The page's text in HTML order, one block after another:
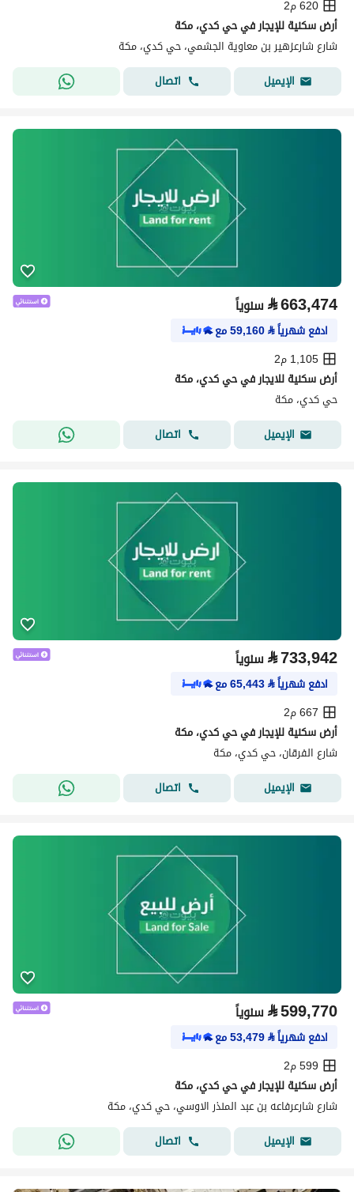
620 م2
أرض سكنية للإيجار في حي كدي، مكة
شارع شارعزهير بن معاوية الجشمي، حي كدي، مكة
الإيميل
اتصال
⃁663,474 سنوياً
ادفع شهرياً⃁
59,160مع
1,105 م2
أرض سكنية للايجار في حي كدي، مكة
حي كدي، مكة
الإيميل
اتصال
⃁733,942 سنوياً
ادفع شهرياً⃁
65,443مع
667 م2
أرض سكنية للإيجار في حي كدي، مكة
شارع الفرقان، حي كدي، مكة
الإيميل
اتصال
⃁599,770 سنوياً
ادفع شهرياً⃁
53,479مع
599 م2
أرض سكنية للإيجار في حي كدي، مكة
شارع شارعرفاعه بن عبد المنذر الاوسي، حي كدي، مكة
الإيميل
اتصال